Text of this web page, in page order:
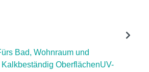
Bad, Wohnraum und
OberflächenUV-